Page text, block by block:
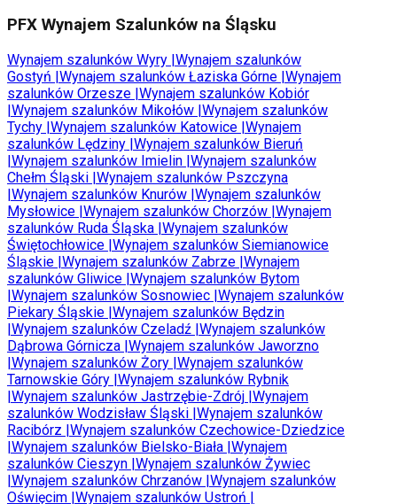
PFX Wynajem Szalunków na Śląsku
Wynajem szalunków Wyry Wynajem szalunków
Gostyń Wynajem szalunków Łaziska Górne Wynajem
szalunków Orzesze Wynajem szalunków Kobiór
Wynajem szalunków Mikołów Wynajem szalunków
Tychy Wynajem szalunków Katowice Wynajem
szalunków Lędziny Wynajem szalunków Bieruń
Wynajem szalunków Imielin Wynajem szalunków
Chełm Śląski Wynajem szalunków Pszczyna
Wynajem szalunków Knurów Wynajem szalunków
Mysłowice Wynajem szalunków Chorzów Wynajem
szalunków Ruda Śląska Wynajem szalunków
Świętochłowice Wynajem szalunków Siemianowice
Śląskie Wynajem szalunków Zabrze Wynajem
szalunków Gliwice Wynajem szalunków Bytom
Wynajem szalunków Sosnowiec Wynajem szalunków
Piekary Śląskie Wynajem szalunków Będzin
Wynajem szalunków Czeladź Wynajem szalunków
Dąbrowa Górnicza Wynajem szalunków Jaworzno
Wynajem szalunków Żory Wynajem szalunków
Tarnowskie Góry Wynajem szalunków Rybnik
Wynajem szalunków Jastrzębie-Zdrój Wynajem
szalunków Wodzisław Śląski Wynajem szalunków
Racibórz Wynajem szalunków Czechowice-Dziedzice
Wynajem szalunków Bielsko-Biała Wynajem
szalunków Cieszyn Wynajem szalunków Żywiec
Wynajem szalunków Chrzanów Wynajem szalunków
Oświęcim Wynajem szalunków Ustroń